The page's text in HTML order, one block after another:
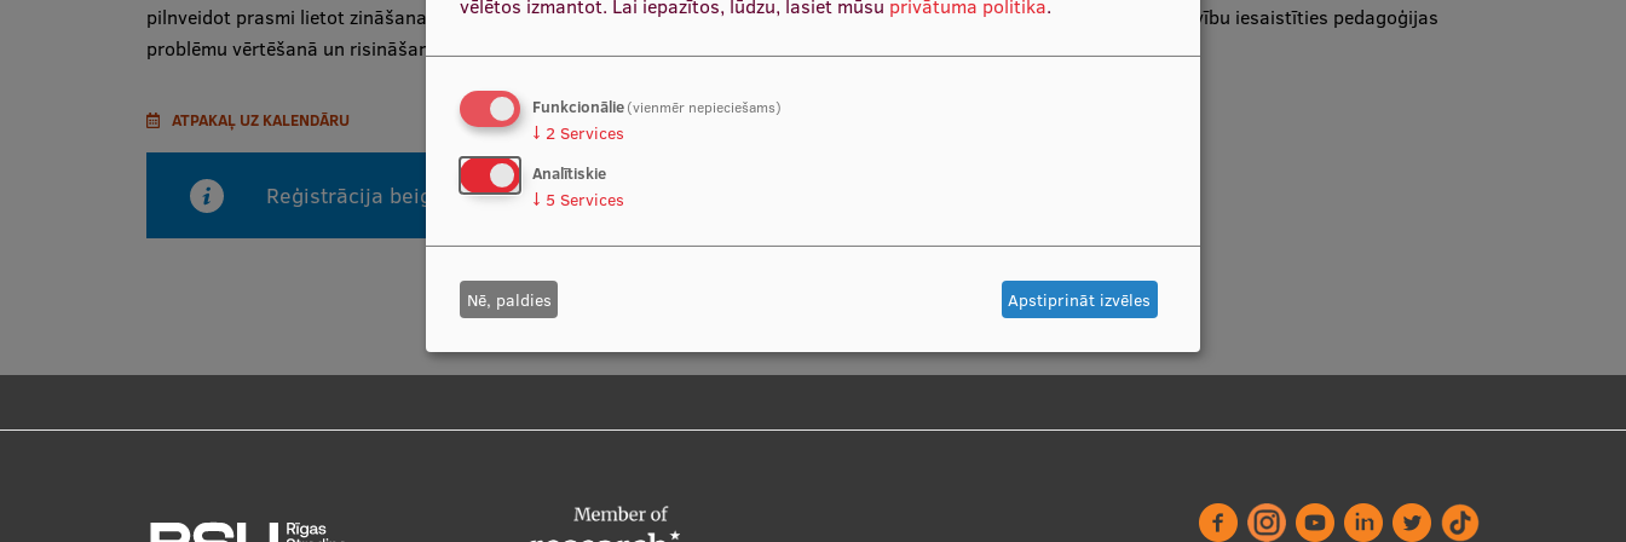
pilnveidot prasmi lietot zināšanas personīgajā izaugsmē un profesionālajā darbībā pacientu/klientu labā, nodrošināt gatavību iesaistīties pedagoģijas
problēmu vērtēšanā un risināšanā dažādās mērķauditorijās
ATPAKAĻ UZ KALENDĀRU
Reģistrācija beigusies vai nav brīvu vietu.
vēlētos izmantot. Lai iepazītos, lūdzu, lasiet mūsu privātuma politika.
Funkcionālie(vienmēr nepieciešams)
↓ 2 Services
Analītiskie
↓ 5 Services
Nē, paldies Apstiprināt izvēles